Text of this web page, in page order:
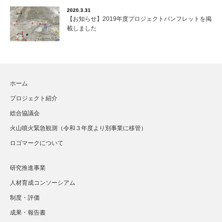
2020.3.31
【お知らせ】2019年度プロジェクトパンフレットを掲
載しました
ホーム
プロジェクト紹介
総合協議会
火山噴火緊急観測（令和３年度より別事業に移管）
ロゴマークについて
研究推進事業
人材育成コンソーシアム
制度・評価
成果・報告書